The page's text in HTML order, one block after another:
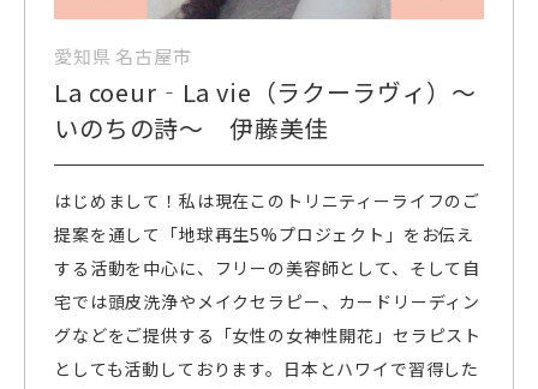
愛知県 名古屋市
La coeur‐La vie（ラクーラヴィ）〜
いのちの詩〜 伊藤美佳
はじめまして！私は現在このトリニティーライフのご
提案を通して「地球再生5%プロジェクト」をお伝え
する活動を中心に、フリーの美容師として、そして自
宅では頭皮洗浄やメイクセラピー、カードリーディン
グなどをご提供する「女性の女神性開花」セラピスト
としても活動しております。日本とハワイで習得した